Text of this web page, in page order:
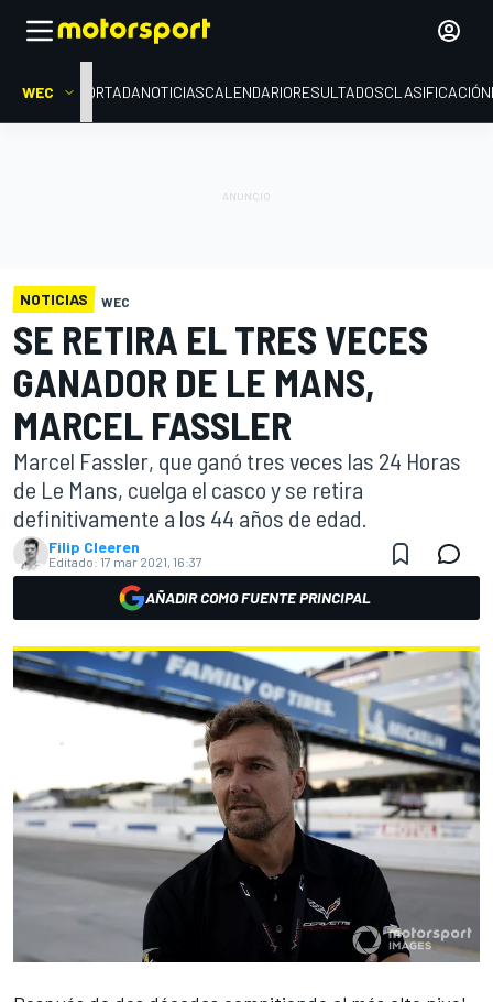
WEC PORTADANOTICIASCALENDARIORESULTADOSCLASIFICACIÓN
NOTICIAS WEC
SE RETIRA EL TRES VECES
GANADOR DE LE MANS,
MARCEL FASSLER
Marcel Fassler, que ganó tres veces las 24 Horas
de Le Mans, cuelga el casco y se retira
definitivamente a los 44 años de edad.
Filip Cleeren
Editado: 17 mar 2021, 16:37
AÑADIR COMO FUENTE PRINCIPAL